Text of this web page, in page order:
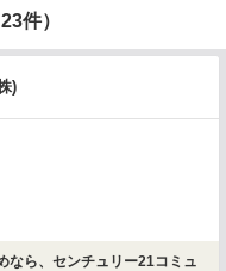
件）
)
なら、センチュリー21コミュ